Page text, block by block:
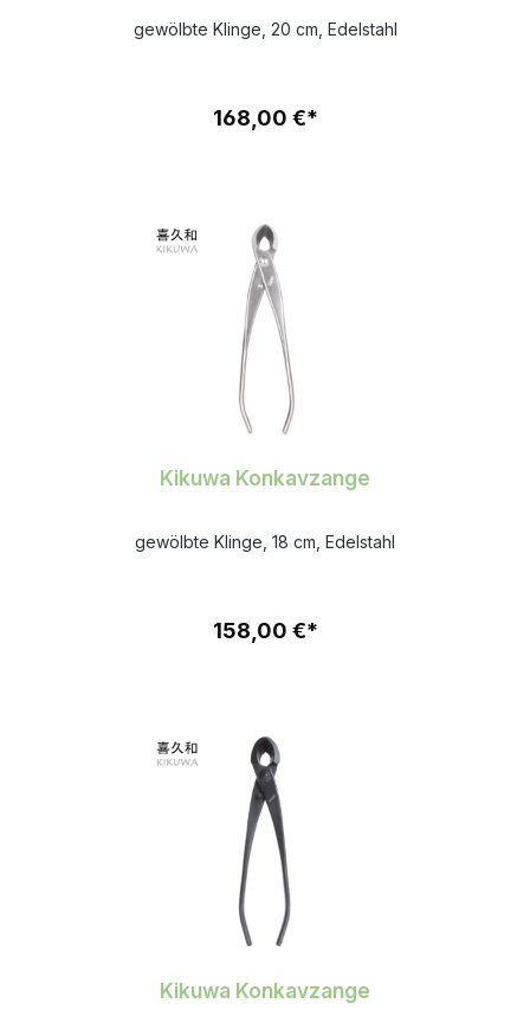
gewölbte Klinge, 20 cm, Edelstahl
168,00 €*
Kikuwa Konkavzange
gewölbte Klinge, 18 cm, Edelstahl
158,00 €*
Kikuwa Konkavzange